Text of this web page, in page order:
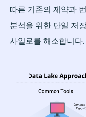
따른 기존의 제약과
분석을 위한 단일 저
사일로를 해소합니다.